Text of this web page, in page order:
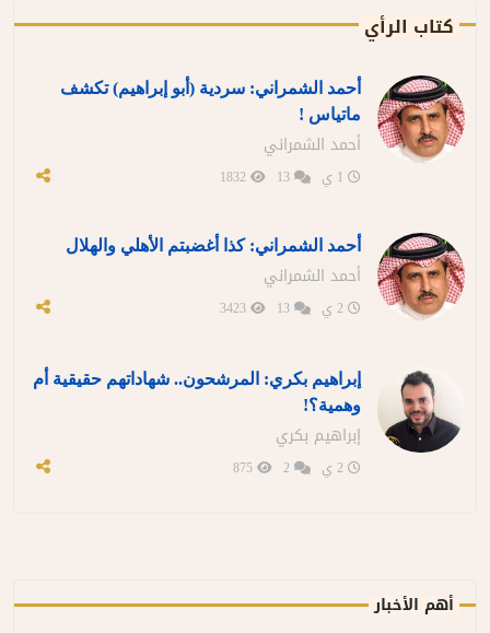
كتاب الرأي
أحمد الشمراني: سردية (أبو إبراهيم) تكشف
ماتياس !
أحمد الشمراني
أحمد الشمراني: كذا أغضبتم الأهلي والهلال
أحمد الشمراني
إبراهيم بكري: المرشحون.. شهاداتهم حقيقية أم
وهمية؟!
إبراهيم بكري
أهم الأخبار